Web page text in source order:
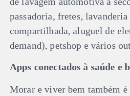
passadoria, fretes,
compartilhada, aluguel de
demand), petshop e vários
Apps conectados à saúde e
Morar e viver bem também é